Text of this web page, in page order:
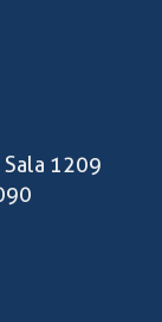
Sala 1209